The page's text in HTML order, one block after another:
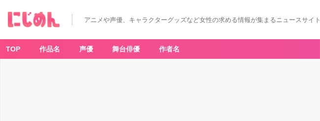
（た
ざ
あ
つ
み）
アニメや声優、キャラクターグッズなど女性の求める情報が集まるニュースサイト
TOP 作品名 声優 舞台俳優 作者名